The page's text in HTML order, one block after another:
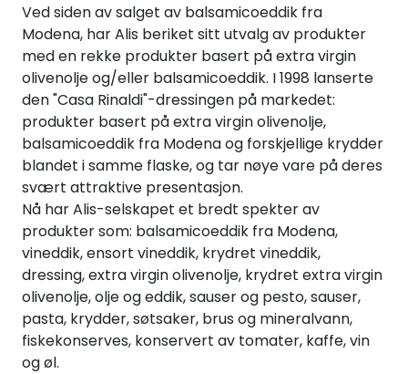
Ved siden av salget av balsamicoeddik fra
Modena, har Alis beriket sitt utvalg av produkter
med en rekke produkter basert på extra virgin
olivenolje og/eller balsamicoeddik. I 1998 lanserte
den "Casa Rinaldi"-dressingen på markedet:
produkter basert på extra virgin olivenolje,
balsamicoeddik fra Modena og forskjellige krydder
blandet i samme flaske, og tar nøye vare på deres
svært attraktive presentasjon.
Nå har Alis-selskapet et bredt spekter av
produkter som: balsamicoeddik fra Modena,
vineddik, ensort vineddik, krydret vineddik,
dressing, extra virgin olivenolje, krydret extra virgin
olivenolje, olje og eddik, sauser og pesto, sauser,
pasta, krydder, søtsaker, brus og mineralvann,
fiskekonserves, konservert av tomater, kaffe, vin
og øl.